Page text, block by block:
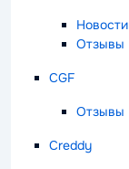
Новости
Отзывы
CGF
Отзывы
Creddy